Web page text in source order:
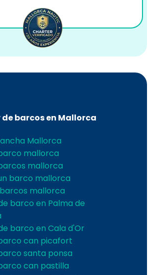
barcos en Mallorca
Mallorca
mallorca
mallorca
barco mallorca
mallorca
barco en Palma de
barco en Cala d'Or
can picafort
santa ponsa
can pastilla